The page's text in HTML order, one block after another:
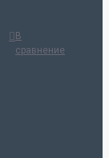
В
сравнение